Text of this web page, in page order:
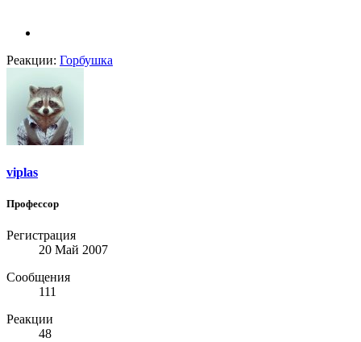
Реакции: Горбушка
viplas
Профессор
Регистрация
20 Май 2007
Сообщения
111
Реакции
48